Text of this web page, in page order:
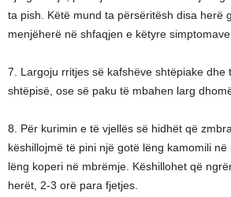
ta pish. Këtë mund ta përsëritësh disa herë
menjëherë në shfaqjen e këtyre simptomave.
7. Largoju rritjes së kafshëve shtëpiake dhe
shtëpisë, ose së paku të mbahen larg
8. Për kurimin e të vjellës së hidhët që
këshillojmë të pini një gotë lëng kamomili
lëng koperi në mbrëmje. Këshillohet që
herët, 2-3 orë para fjetjes.